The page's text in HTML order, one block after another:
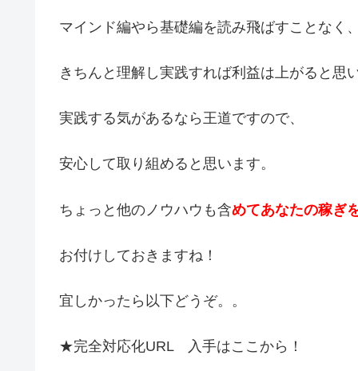
マインド編やら基礎編を読み飛ばすことなく
きちんと理解し実践すれば利益は上がると思
実践する気があるなら王道ですので、
安心して取り組めると思います。
ちょっと他のノウハウも含めてあなたの稼ぎ
お付けしておきますね！
宜しかったら以下どうぞ。。
★完全対応化URL 入手はここから！